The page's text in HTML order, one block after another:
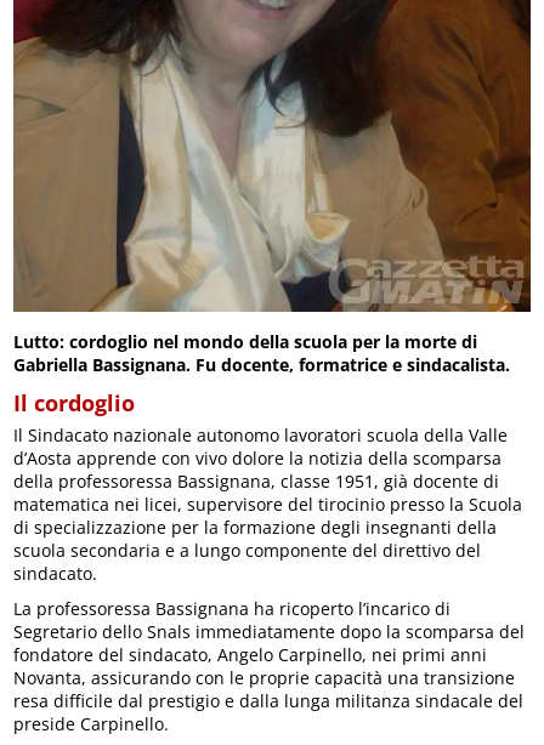
Lutto: cordoglio nel mondo della scuola per la morte di
Gabriella Bassignana. Fu docente, formatrice e sindacalista.
Il cordoglio
Il Sindacato nazionale autonomo lavoratori scuola della Valle
d’Aosta apprende con vivo dolore la notizia della scomparsa
della professoressa Bassignana, classe 1951, già docente di
matematica nei licei, supervisore del tirocinio presso la Scuola
di specializzazione per la formazione degli insegnanti della
scuola secondaria e a lungo componente del direttivo del
sindacato.
La professoressa Bassignana ha ricoperto l’incarico di
Segretario dello Snals immediatamente dopo la scomparsa del
fondatore del sindacato, Angelo Carpinello, nei primi anni
Novanta, assicurando con le proprie capacità una transizione
resa difficile dal prestigio e dalla lunga militanza sindacale del
preside Carpinello.